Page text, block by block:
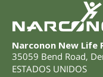
Narconon New Life
35059 Bend Road,
ESTADOS UNIDOS